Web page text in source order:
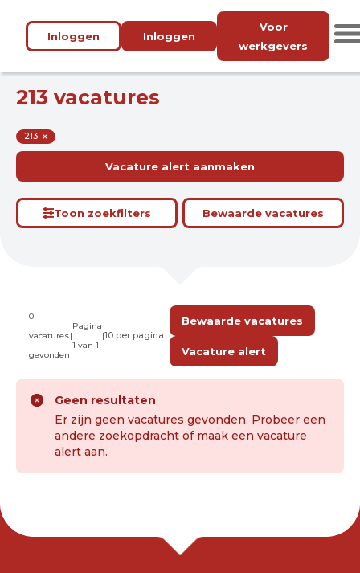
Inloggen Inloggen
Voor
werkgevers
213 vacatures
213
Vacature alert aanmaken
Toon zoekfilters Bewaarde vacatures
0
vacatures
gevonden
|
Pagina
1 van 1
|
Bewaarde vacatures
Vacature alert
Geen resultaten
Er zijn geen vacatures gevonden. Probeer een
andere zoekopdracht of maak een vacature
alert aan.